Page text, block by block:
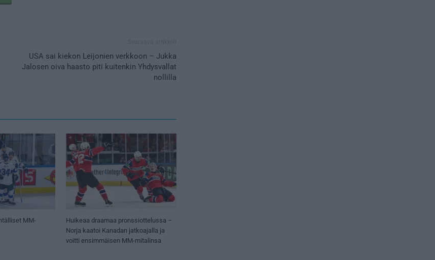
USA sai kiekon Leijonien verkkoon – Jukka
Jalosen oiva haasto piti kuitenkin Yhdysvallat
nollilla
MM-
Huikeaa draamaa pronssiottelussa –
Norja kaatoi Kanadan jatkoajalla ja
voitti ensimmäisen MM-mitalinsa